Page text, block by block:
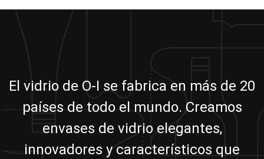
El vidrio de O-I se fabrica en más de 20
países de todo el mundo. Creamos
envases de vidrio elegantes,
innovadores y característicos que